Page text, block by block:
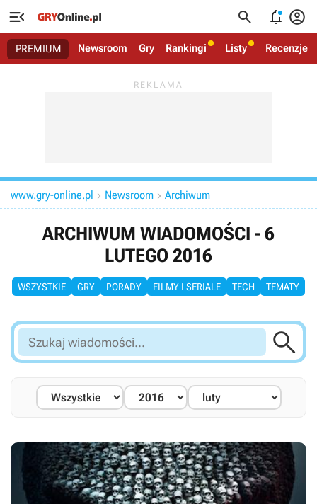
   
PREMIUM Newsroom Gry Rankingi Listy Recenzje
www.gry-online.pl  Newsroom  Archiwum
ARCHIWUM WIADOMOŚCI - 6
LUTEGO 2016
WSZYSTKIE GRY PORADY FILMY I SERIALE TECH TEMATY
Szukaj
wiadomości...
